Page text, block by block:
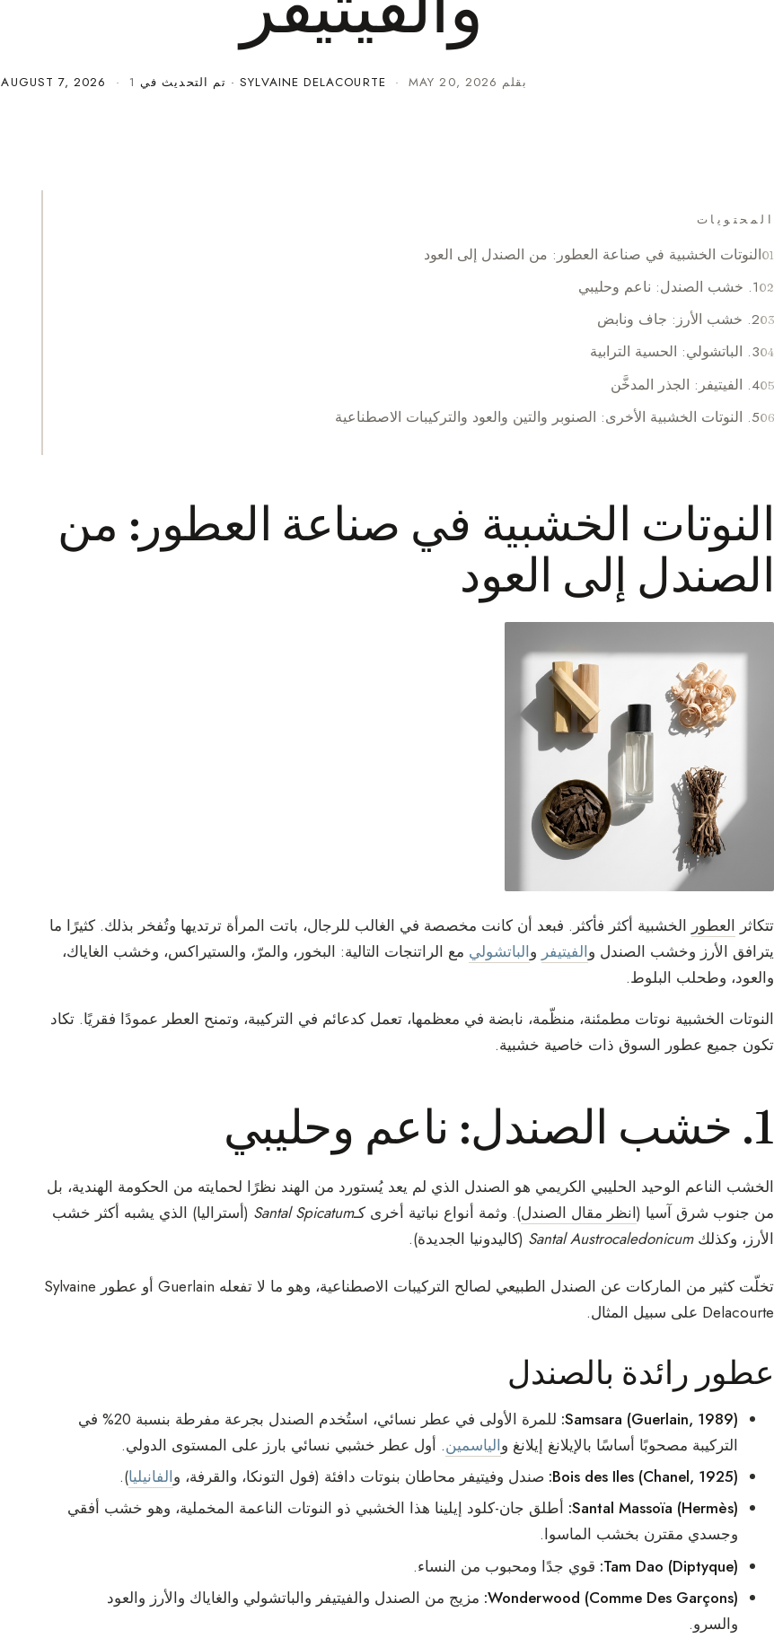
بقلم SYLVAINE DELACOURTE ·MAY 20, 2026 · تم التحديث في AUGUST 7, 2026 · 1 دقيقة قراءة
المحتويات
النوتات الخشبية في صناعة العطور: من الصندل إلى العود
1. خشب الصندل: ناعم وحليبي
2. خشب الأرز: جاف ونابض
3. الباتشولي: الحسية الترابية
4. الفيتيفر: الجذر المدخَّن
5. النوتات الخشبية الأخرى: الصنوبر والتين والعود والتركيبات الاصطناعية
النوتات الخشبية في صناعة العطور: من
الصندل إلى العود
تتكاثر العطور الخشبية أكثر فأكثر. فبعد أن كانت مخصصة في الغالب للرجال، باتت المرأة ترتديها وتُفخر بذلك. كثيرًا ما
يترافق الأرز وخشب الصندل والفيتيفر والباتشولي مع الراتنجات التالية: البخور، والمرّ، والستيراكس، وخشب الغاياك،
والعود، وطحلب البلوط.
النوتات الخشبية نوتات مطمئنة، منظّمة، نابضة في معظمها، تعمل كدعائم في التركيبة، وتمنح العطر عمودًا فقريًا. تكاد
تكون جميع عطور السوق ذات خاصية خشبية.
1. خشب الصندل: ناعم وحليبي
الخشب الناعم الوحيد الحليبي الكريمي هو الصندل الذي لم يعد يُستورد من الهند نظرًا لحمايته من الحكومة الهندية، بل
من جنوب شرق آسيا (انظر مقال الصندل). وثمة أنواع نباتية أخرى كـSantal Spicatum (أستراليا) الذي يشبه أكثر خشب
الأرز، وكذلكSantal Austrocaledonicum (كاليدونيا الجديدة).
تخلّت كثير من الماركات عن الصندل الطبيعي لصالح التركيبات الاصطناعية، وهو ما لا تفعله Guerlain أو عطور Sylvaine
Delacourte على سبيل المثال.
عطور رائدة بالصندل
Samsara (Guerlain, 1989):
للمرة الأولى في عطر نسائي، استُخدم الصندل بجرعة مفرطة بنسبة 20% في
التركيبة مصحوبًا أساسًا بالإيلانغ إيلانغ والياسمين. أول عطر خشبي نسائي بارز على المستوى الدولي.
Bois des Iles (Chanel, 1925): صندل وفيتيفر محاطان بنوتات دافئة (فول التونكا، والقرفة، والفانيليا).
Santal Massoïa (Hermès): أطلق جان-كلود إيلينا هذا الخشبي ذو النوتات الناعمة المخملية، وهو خشب أفقي
وجسدي مقترن بخشب الماسوا.
Tam Dao (Diptyque): قوي جدًا ومحبوب من النساء.
Wonderwood (Comme Des Garçons): مزيج من الصندل والفيتيفر والباتشولي والغاياك والأرز والعود
والسرو.